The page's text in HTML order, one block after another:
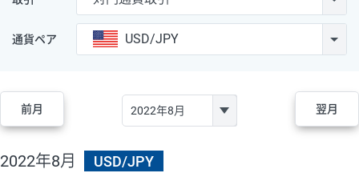
通貨ペア USD/JPY
前月 翌月
2022年8月 USD/JPY